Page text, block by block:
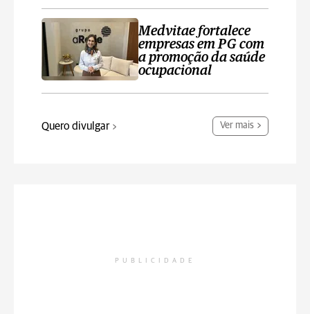
Medvitae fortalece
empresas em PG com
a promoção da saúde
ocupacional
Quero divulgar Ver mais
PUBLICIDADE